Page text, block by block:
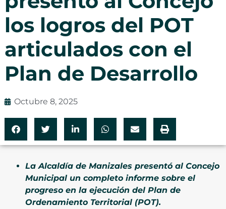
los logros del POT
articulados con el
Plan de Desarrollo
Octubre 8, 2025
La Alcaldía de Manizales presentó al Concejo
Municipal un completo informe sobre el
progreso en la ejecución del Plan de
Ordenamiento Territorial (POT).